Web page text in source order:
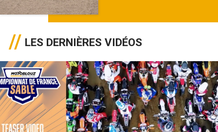
LES DERNIÈRES VIDÉOS